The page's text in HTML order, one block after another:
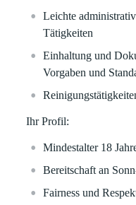
Leichte
Tätigkeiten
Einhaltung und
Vorgaben und
Ihr Profil:
Mindestalter 18
Bereitschaft an
Fairness und